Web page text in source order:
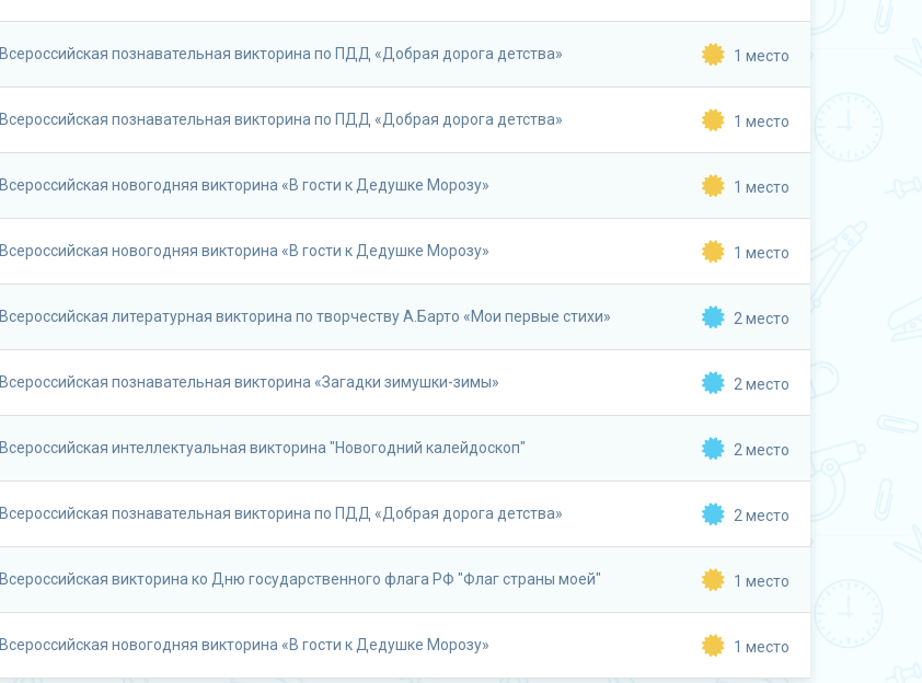
Всероссийская познавательная викторина по ПДД «Добрая дорога детства» 1 место
Всероссийская познавательная викторина по ПДД «Добрая дорога детства» 1 место
Всероссийская новогодняя викторина «В гости к Дедушке Морозу» 1 место
Всероссийская новогодняя викторина «В гости к Дедушке Морозу» 1 место
Всероссийская литературная викторина по творчеству А.Барто «Мои первые стихи» 2 место
Всероссийская познавательная викторина «Загадки зимушки-зимы» 2 место
Всероссийская интеллектуальная викторина "Новогодний калейдоскоп" 2 место
Всероссийская познавательная викторина по ПДД «Добрая дорога детства» 2 место
Всероссийская викторина ко Дню государственного флага РФ "Флаг страны моей" 1 место
Всероссийская новогодняя викторина «В гости к Дедушке Морозу» 1 место